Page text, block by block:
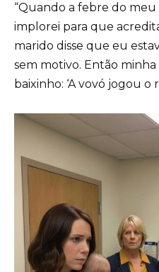
“Quando a febre do
implorei para que
marido disse que eu
sem motivo. Então minha
baixinho: ‘A vovó jogou o